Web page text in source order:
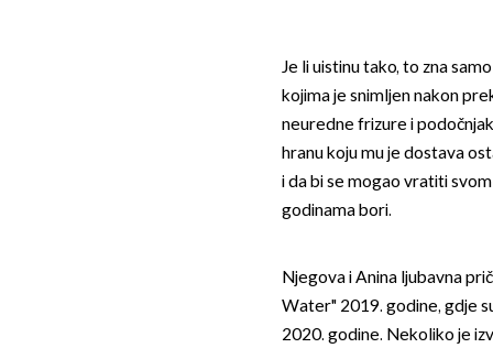
Je li uistinu tako, to zna
kojima je snimljen nakon
neuredne frizure i
hranu koju mu je dostava
i da bi se mogao vratiti
godinama bori.
Njegova i Anina ljubavna
Water" 2019. godine, gdje
2020. godine. Nekoliko je